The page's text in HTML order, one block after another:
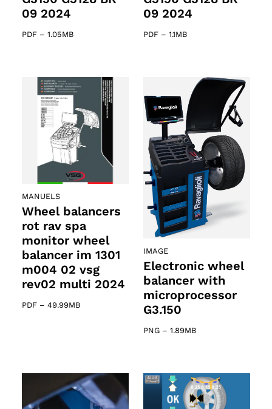
09 2024
PDF – 1.05MB
09 2024
PDF – 1.1MB
MANUELS
Wheel balancers
rot rav spa
monitor wheel
balancer im 1301
m004 02 vsg
rev02 multi 2024
PDF – 49.99MB
IMAGE
Electronic wheel
balancer with
microprocessor
G3.150
PNG – 1.89MB